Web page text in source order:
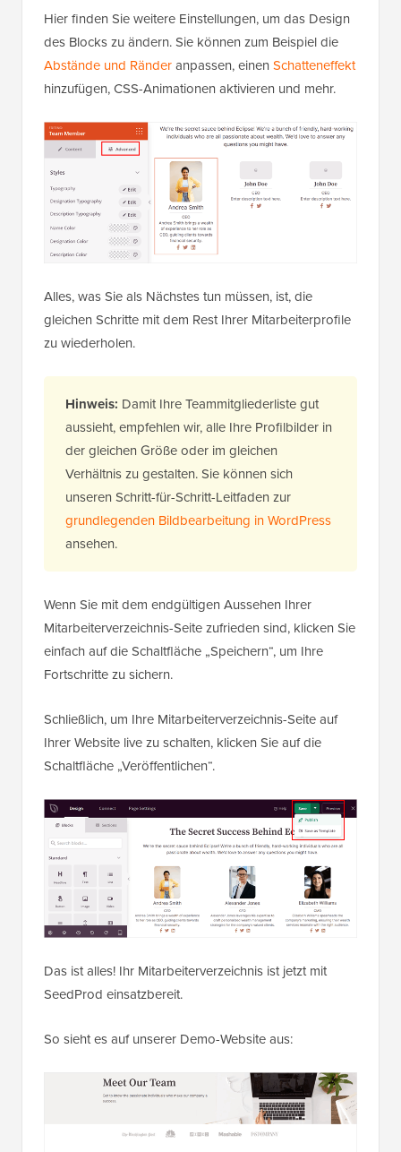
Hier finden Sie weitere Einstellungen, um das Design
des Blocks zu ändern. Sie können zum Beispiel die
Abstände und Ränderanpassen, einen Schatteneffekt
hinzufügen, CSS-Animationen aktivieren und mehr.
Alles, was Sie als Nächstes tun müssen, ist, die
gleichen Schritte mit dem Rest Ihrer Mitarbeiterprofile
zu wiederholen.
Hinweis: Damit Ihre Teammitgliederliste gut
aussieht, empfehlen wir, alle Ihre Profilbilder in
der gleichen Größe oder im gleichen
Verhältnis zu gestalten. Sie können sich
unseren Schritt-für-Schritt-Leitfaden zur
grundlegenden Bildbearbeitung in WordPress
ansehen.
Wenn Sie mit dem endgültigen Aussehen Ihrer
Mitarbeiterverzeichnis-Seite zufrieden sind, klicken Sie
einfach auf die Schaltfläche „Speichern“, um Ihre
Fortschritte zu sichern.
Schließlich, um Ihre Mitarbeiterverzeichnis-Seite auf
Ihrer Website live zu schalten, klicken Sie auf die
Schaltfläche „Veröffentlichen“.
Das ist alles! Ihr Mitarbeiterverzeichnis ist jetzt mit
SeedProd einsatzbereit.
So sieht es auf unserer Demo-Website aus: